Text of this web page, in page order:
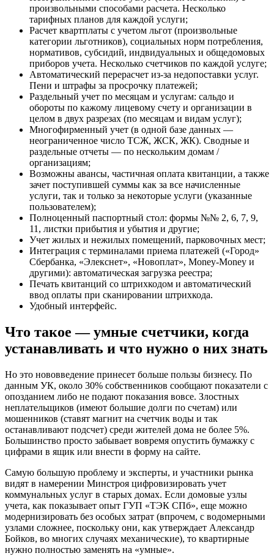
произвольными способами расчета. Несколько
тарифных планов для каждой услуги;
Расчет квартплаты с учетом льгот (произвольные
категории льготников), социальных норм потребления,
нормативов, субсидий, индвидуальных и общедомовых
приборов учета. Несколько счетчиков по каждой услуге;
Автоматический перерасчет из-за недопоставки услуг.
Пени и штрафы за просрочку платежей;
Раздельный учет по месяцам и услугам: сальдо и
обороты по кажому лицевому счету и организации в
целом в двух разрезах (по месяцам и видам услуг);
Многофирменный учет (в одной базе данных —
неограниченное число ТСЖ, ЖСК, ЖК). Сводные и
раздельные отчеты — по нескольким домам /
организациям;
Возможны авансы, частичная оплата квитанции, а также
зачет поступившей суммы как за все начисленные
услуги, так и только за некоторые услуги (указанные
пользователем);
Полноценный паспортный стол: формы №№ 2, 6, 7, 9,
11, листки прибытия и убытия и другие;
Учет жилых и нежилых помещений, парковочных мест;
Интеграция с терминалами приема платежей («Город»
Сбербанка, «Элекснет», «Новоплат», Money-Money и
другими): автоматическая загрузка реестра;
Печать квитанций со штрихкодом и автоматический
ввод оплаты при сканировании штрихкода.
Удобный интерфейс.
Что такое — умные счетчики, когда
устанавливать и что нужно о них знать
Но это нововведение принесет больше пользы бизнесу. По
данным УК, около 30% собственников сообщают показатели с
опозданием либо не подают показания вовсе. Злостных
неплательщиков (имеют большие долги по счетам) или
мошенников (ставят магнит на счетчик воды и так
останавливают подсчет) среди жителей дома не более 5%.
Большинство просто забывает вовремя опустить бумажку с
цифрами в ящик или внести в форму на сайте.
Самую большую проблему и эксперты, и участники рынка
видят в намерении Минстроя цифровизировать учет
коммунальных услуг в старых домах. Если домовые узлы
учета, как показывает опыт ГУП «ТЭК СПб», еще можно
модернизировать без особых затрат (впрочем, с водомерными
узлами сложнее, поскольку они, как утверждает Александр
Бойков, во многих случаях механические), то квартирные
нужно полностью заменять на «умные».